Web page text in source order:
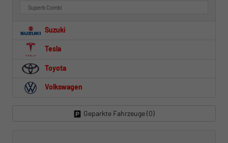
Superb Combi
Suzuki
Tesla
Toyota
Volkswagen
Geparkte Fahrzeuge (0)